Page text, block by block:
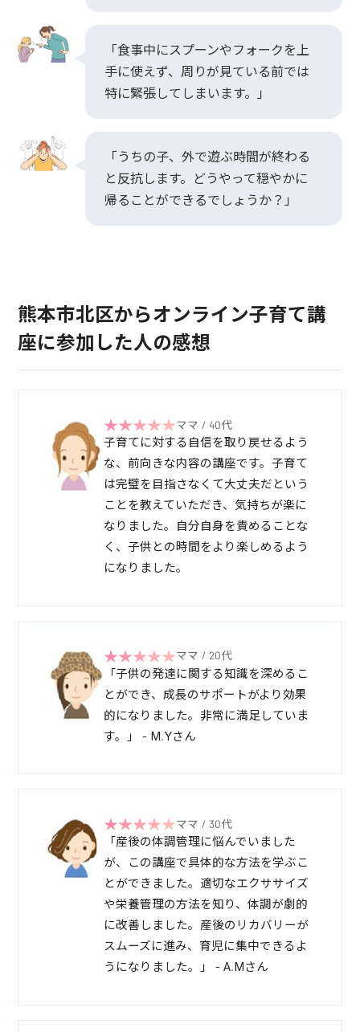
「食事中にスプーンやフォークを上
手に使えず、周りが見ている前では
特に緊張してしまいます。」
「うちの子、外で遊ぶ時間が終わる
と反抗します。どうやって穏やかに
帰ることができるでしょうか？」
熊本市北区からオンライン子育て講
座に参加した人の感想
ママ / 40代
子育てに対する自信を取り戻せるよう
な、前向きな内容の講座です。子育て
は完璧を目指さなくて大丈夫だという
ことを教えていただき、気持ちが楽に
なりました。自分自身を責めることな
く、子供との時間をより楽しめるよう
になりました。
ママ / 20代
「子供の発達に関する知識を深めるこ
とができ、成長のサポートがより効果
的になりました。非常に満足していま
す。」 - M.Yさん
ママ / 30代
「産後の体調管理に悩んでいました
が、この講座で具体的な方法を学ぶこ
とができました。適切なエクササイズ
や栄養管理の方法を知り、体調が劇的
に改善しました。産後のリカバリーが
スムーズに進み、育児に集中できるよ
うになりました。」 - A.Mさん